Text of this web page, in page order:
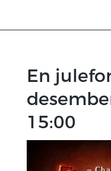
En
15:00